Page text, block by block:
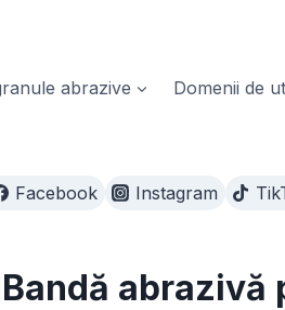
abrazive Domenii de
Facebook Instagram
Bandă abrazivă